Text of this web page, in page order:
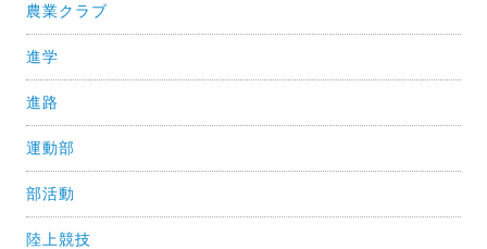
農業クラブ
進学
進路
運動部
部活動
陸上競技